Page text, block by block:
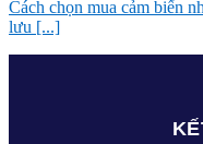
Cách chọn mua cảm biến
lưu [...]